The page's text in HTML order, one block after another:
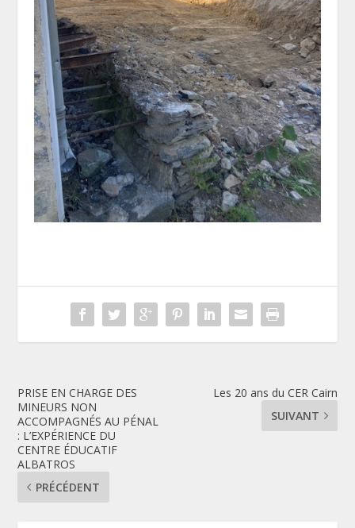
PRISE EN CHARGE DES
MINEURS NON
ACCOMPAGNÉS AU PÉNAL
: L’EXPÉRIENCE DU
CENTRE ÉDUCATIF
ALBATROS
PRÉCÉDENT
Les 20 ans du CER Cairn
SUIVANT